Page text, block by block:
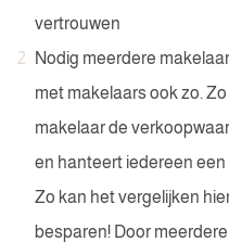
vertrouwen
Nodig meerdere
met makelaars ook zo.
makelaar de
en hanteert iedereen
Zo kan het vergelijken
besparen! Door